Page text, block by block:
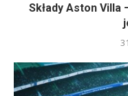
Składy Aston Villa